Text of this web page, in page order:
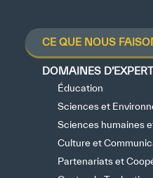
CE QUE NOUS
DOMAINES
Éducation
Sciences et
Sciences humaines
Culture et
Partenariats et